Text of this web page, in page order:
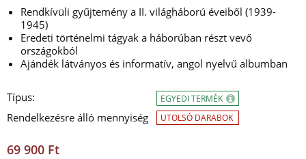
Rendkívüli gyűjtemény a II. világháború éveiből (1939-
1945)
Eredeti történelmi tágyak a háborúban részt vevő
országokból
Ajándék látványos és informatív, angol nyelvű albumban
Típus:
Rendelkezésre álló mennyiség
EGYEDI TERMÉK
UTOLSÓ DARABOK
69 900 Ft